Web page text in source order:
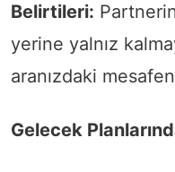
Belirtileri:
yerine yalnız
aranızdaki
Gelecek